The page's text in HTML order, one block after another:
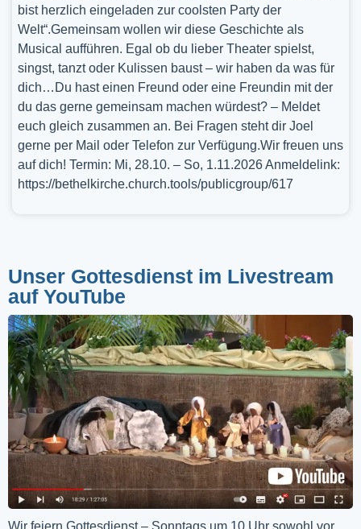
bist herzlich eingeladen zur coolsten Party der
Welt“.Gemeinsam wollen wir diese Geschichte als
Musical aufführen. Egal ob du lieber Theater spielst,
singst, tanzt oder Kulissen baust – wir haben da was für
dich…Du hast einen Freund oder eine Freundin mit der
du das gerne gemeinsam machen würdest? – Meldet
euch gleich zusammen an. Bei Fragen steht dir Joel
gerne per Mail oder Telefon zur Verfügung.Wir freuen uns
auf dich! Termin: Mi, 28.10. – So, 1.11.2026 Anmeldelink:
https://bethelkirche.church.tools/publicgroup/617
Unser Gottesdienst im Livestream
auf YouTube
Wir feiern Gottesdienst – Sonntags um 10 Uhr sowohl vor